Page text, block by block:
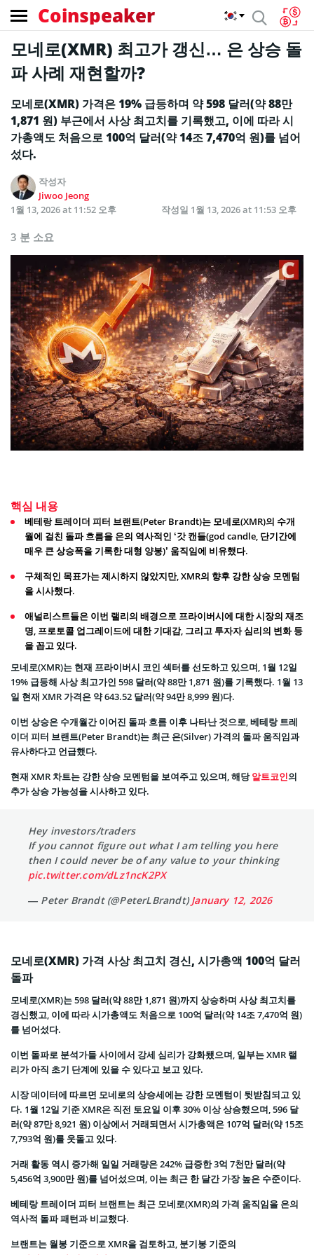
Coinspeaker
모네로(XMR) 최고가 갱신… 은 상승 돌
파 사례 재현할까?
모네로(XMR) 가격은 19% 급등하며 약 598 달러(약 88만
1,871 원) 부근에서 사상 최고치를 기록했고, 이에 따라 시
가총액도 처음으로 100억 달러(약 14조 7,470억 원)를 넘어
섰다.
작성자
Jiwoo Jeong
1월 13, 2026 at 11:52 오후
작성일 1월 13, 2026 at 11:53 오후
3 분 소요
핵심 내용
베테랑 트레이더 피터 브랜트(Peter Brandt)는 모네로(XMR)의 수개
월에 걸친 돌파 흐름을 은의 역사적인 ‘갓 캔들(god candle, 단기간에
매우 큰 상승폭을 기록한 대형 양봉)’ 움직임에 비유했다.
구체적인 목표가는 제시하지 않았지만, XMR의 향후 강한 상승 모멘텀
을 시사했다.
애널리스트들은 이번 랠리의 배경으로 프라이버시에 대한 시장의 재조
명, 프로토콜 업그레이드에 대한 기대감, 그리고 투자자 심리의 변화 등
을 꼽고 있다.
모네로(XMR)는 현재 프라이버시 코인 섹터를 선도하고 있으며, 1월 12일
19% 급등해 사상 최고가인 598 달러(약 88만 1,871 원)를 기록했다. 1월 13
일 현재 XMR 가격은 약 643.52 달러(약 94만 8,999 원)다.
이번 상승은 수개월간 이어진 돌파 흐름 이후 나타난 것으로, 베테랑 트레
이더 피터 브랜트(Peter Brandt)는 최근 은(Silver) 가격의 돌파 움직임과
유사하다고 언급했다.
현재 XMR 차트는 강한 상승 모멘텀을 보여주고 있으며, 해당알트코인의
추가 상승 가능성을 시사하고 있다.
Hey investors/traders
If you cannot figure out what I am telling you here
then I could never be of any value to your thinking
pic.twitter.com/dLz1ncK2PX
— Peter Brandt (@PeterLBrandt)January 12, 2026
모네로(XMR) 가격 사상 최고치 경신, 시가총액 100억 달러
돌파
모네로(XMR)는 598 달러(약 88만 1,871 원)까지 상승하며 사상 최고치를
경신했고, 이에 따라 시가총액도 처음으로 100억 달러(약 14조 7,470억 원)
를 넘어섰다.
이번 돌파로 분석가들 사이에서 강세 심리가 강화됐으며, 일부는 XMR 랠
리가 아직 초기 단계에 있을 수 있다고 보고 있다.
시장 데이터에 따르면 모네로의 상승세에는 강한 모멘텀이 뒷받침되고 있
다. 1월 12일 기준 XMR은 직전 토요일 이후 30% 이상 상승했으며, 596 달
러(약 87만 8,921 원) 이상에서 거래되면서 시가총액은 107억 달러(약 15조
7,793억 원)를 웃돌고 있다.
거래 활동 역시 증가해 일일 거래량은 242% 급증한 3억 7천만 달러(약
5,456억 3,900만 원)를 넘어섰으며, 이는 최근 한 달간 가장 높은 수준이다.
베테랑 트레이더 피터 브랜트는 최근 모네로(XMR)의 가격 움직임을 은의
역사적 돌파 패턴과 비교했다.
브랜트는 월봉 기준으로 XMR을 검토하고, 분기봉 기준의